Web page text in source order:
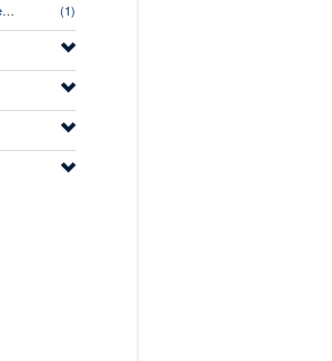
Universität Hamburg / Phonetisches Laboratorium (1)